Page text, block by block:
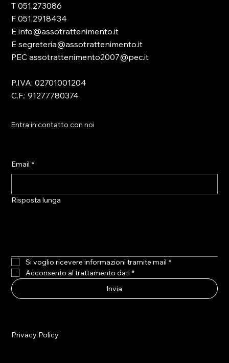
T 051.273086
F 051.2918434
E info@assotrattenimento.it
E segreteria@assotrattenimento.it
PEC assotrattenimento2007@pec.it
P.IVA: 02701001204
C.F.: 91277780374
Entra in contatto con noi
Email *
Risposta lunga
Si voglio ricevere informazioni tramite mail *
Acconsento al trattamento dati *
Invia
Privacy Policy